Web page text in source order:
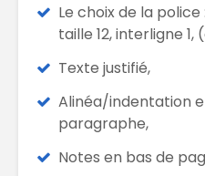
Le choix de la
taille 12, interligne 1,
Texte justifié,
Alinéa/indentation
paragraphe,
Notes en bas de